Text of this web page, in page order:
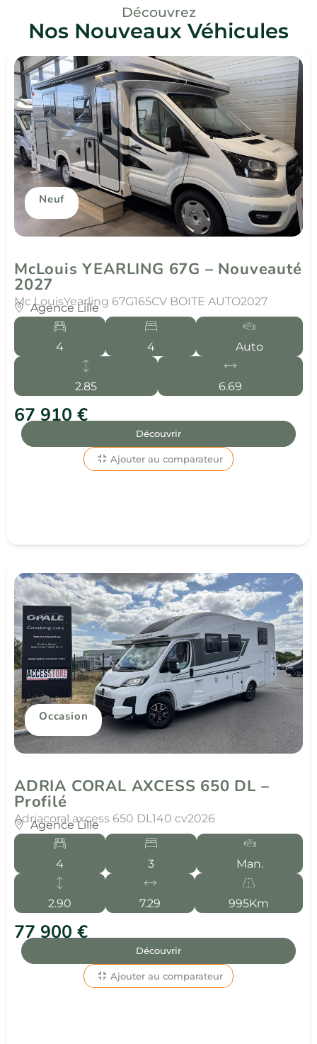
Découvrez
Nos Nouveaux Véhicules
Neuf
McLouis YEARLING 67G – Nouveauté
2027
Mc LouisYearling 67G165CV BOITE AUTO2027
Agence Lille
4 4 Auto
2.85 6.69
67 910 €
Découvrir
Ajouter au comparateur
Occasion
ADRIA CORAL AXCESS 650 DL –
Profilé
Adriacoral axcess 650 DL 140 cv2026
Agence Lille
4 3 Man.
2.90 7.29 995Km
77 900 €
Découvrir
Ajouter au comparateur